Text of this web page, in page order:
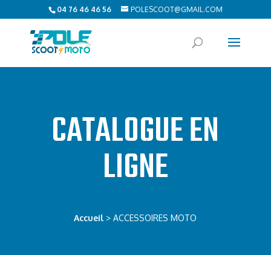
04 76 46 46 56 POLESCOOT@GMAIL.COM
CATALOGUE EN
LIGNE
Accueil > ACCESSOIRES MOTO